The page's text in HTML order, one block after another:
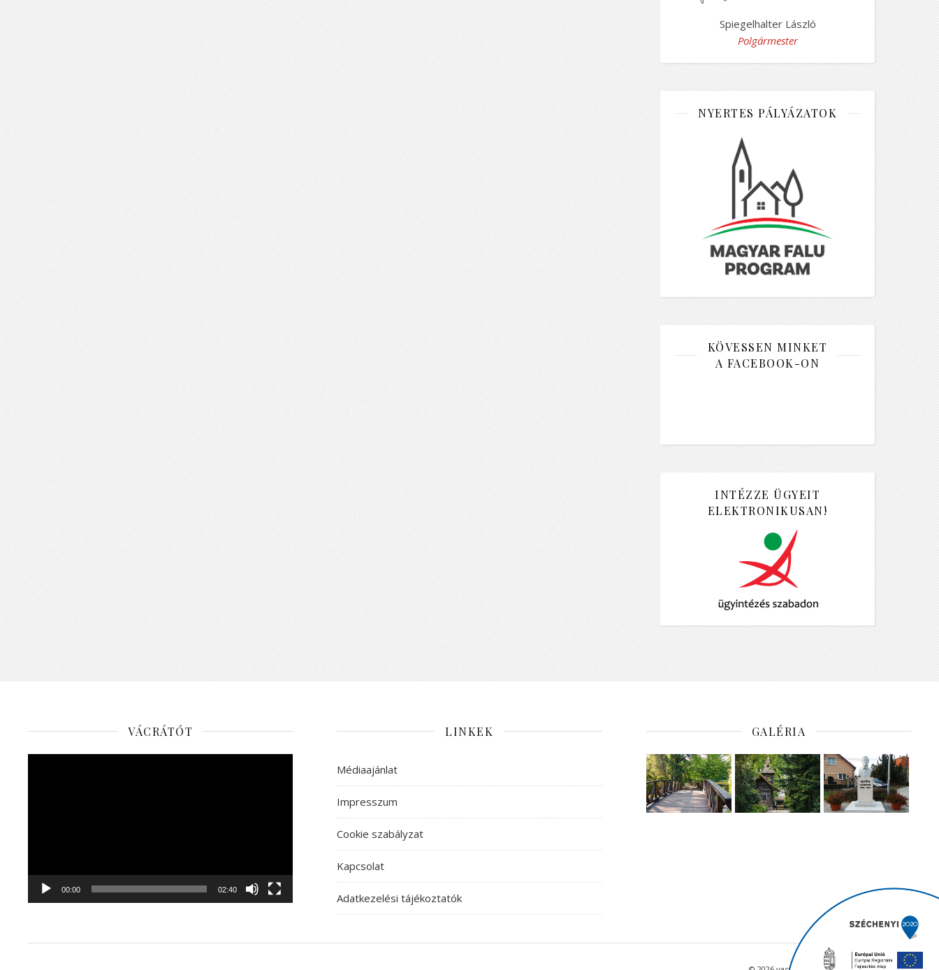
Spiegelhalter László
Polgármester
NYERTES PÁLYÁZATOK
KÖVESSEN MINKET
A FACEBOOK-ON
INTÉZZE ÜGYEIT
ELEKTRONIKUSAN!
VÁCRÁTÓT
00:00 02:40
LINKEK
Médiaajánlat
Impresszum
Cookie szabályzat
Kapcsolat
Adatkezelési tájékoztatók
GALÉRIA